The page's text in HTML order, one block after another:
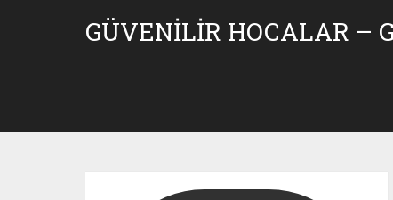
GÜVENILIR HOCALAR –